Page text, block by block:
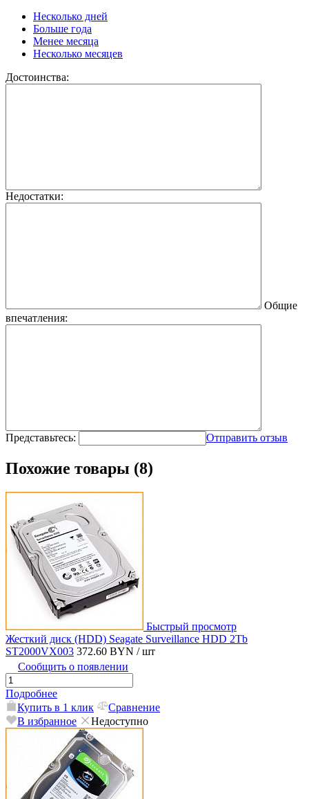
Несколько дней
Больше года
Менее месяца
Несколько месяцев
Достоинства:
Недостатки:
Общие
впечатления:
Представьтесь: Отправить отзыв
Похожие товары (8)
Быстрый просмотр
Жесткий диск (HDD) Seagate Surveillance HDD 2Tb
ST2000VX003 372.60 BYN / шт
Сообщить о появлении
Подробнее
Купить в 1 клик
Сравнение
В избранное
Недоступно